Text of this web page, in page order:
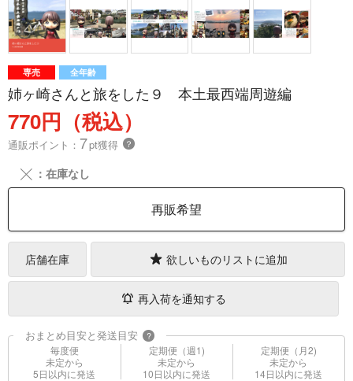
専売 全年齢
姉ヶ崎さんと旅をした９ 本土最西端周遊編
770円（税込）
通販ポイント： 7pt獲得 ？
╳ ：在庫なし
再販希望
店舗在庫 欲しいものリストに追加
再入荷を通知する
おまとめ目安と発送目安 ?
毎度便
未定から
5日以内に発送
定期便（週1)
未定から
10日以内に発送
定期便（月2)
未定から
14日以内に発送